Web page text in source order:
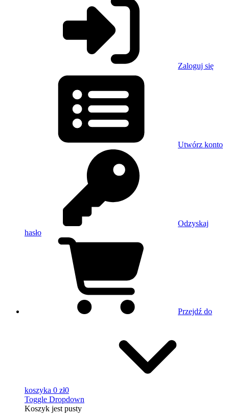
Zaloguj się
Utwórz konto
Odzyskaj
hasło
Przejdź do
koszyka 0 zł0
Toggle Dropdown
Koszyk jest pusty